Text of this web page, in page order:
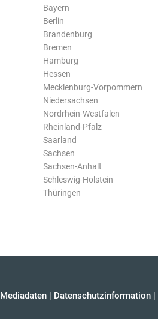
Bayern
Berlin
Brandenburg
Bremen
Hamburg
Hessen
Mecklenburg-Vorpommern
Niedersachsen
Nordrhein-Westfalen
Rheinland-Pfalz
Saarland
Sachsen
Sachsen-Anhalt
Schleswig-Holstein
Thüringen
Mediadaten | Datenschutzinformation |